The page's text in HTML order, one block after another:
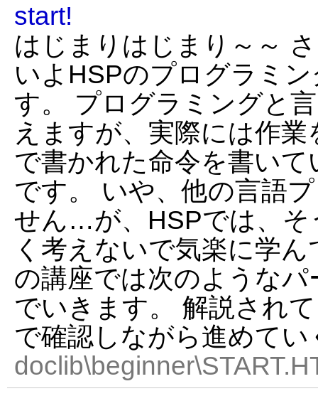
start!
はじまりはじまり～～
いよHSPのプログラミ
す。 プログラミングと
えますが、実際には作
で書かれた命令を書い
です。 いや、他の言語
せん…が、HSPでは、そ
く考えないで気楽に学
の講座では次のような
でいきます。 解説され
で確認しながら進めて